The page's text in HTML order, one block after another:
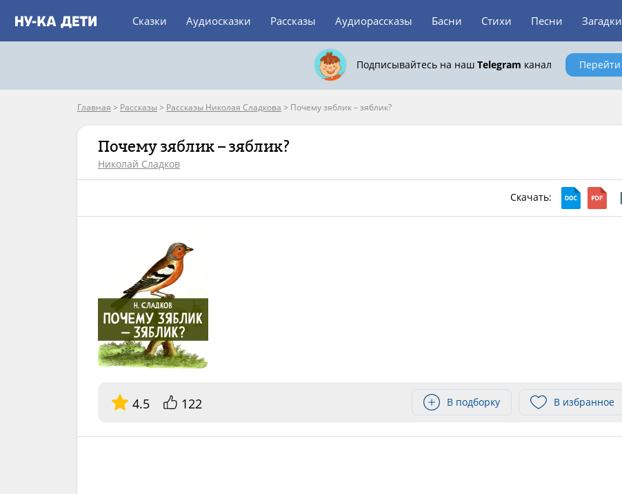
Сказки Аудиосказки Рассказы Аудиорассказы Басни Стихи Песни Загадки
Подписывайтесь на наш Telegram канал Перейти
Главная > Рассказы > Рассказы Николая Сладкова > Почему зяблик – зяблик?
Почему зяблик – зяблик?
Николай Сладков
Скачать:
4.5 122 В подборку В избранное